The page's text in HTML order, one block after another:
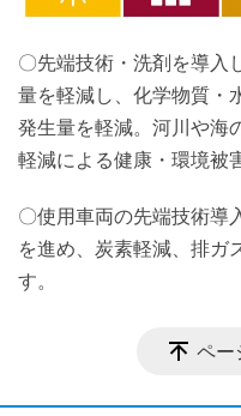
〇先端技術・洗剤を導入
量を軽減し、化学物質・
発生量を軽減。河川や海
軽減による健康・環境被
〇使用車両の先端技術導
を進め、炭素軽減、排ガ
す。
ペー